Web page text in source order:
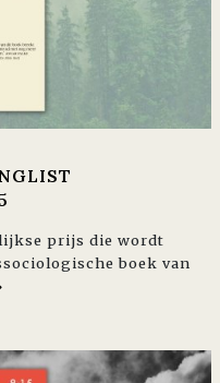
prijs die wordt
boek van